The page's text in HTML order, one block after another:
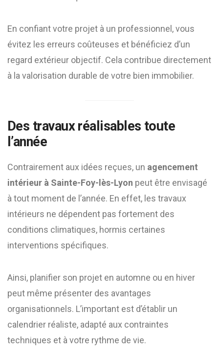
En confiant votre projet à un professionnel, vous
évitez les erreurs coûteuses et bénéficiez d’un
regard extérieur objectif. Cela contribue directement
à la valorisation durable de votre bien immobilier.
Des travaux réalisables toute
l’année
Contrairement aux idées reçues, un agencement
intérieur à Sainte-Foy-lès-Lyon peut être envisagé
à tout moment de l’année. En effet, les travaux
intérieurs ne dépendent pas fortement des
conditions climatiques, hormis certaines
interventions spécifiques.
Ainsi, planifier son projet en automne ou en hiver
peut même présenter des avantages
organisationnels. L’important est d’établir un
calendrier réaliste, adapté aux contraintes
techniques et à votre rythme de vie.